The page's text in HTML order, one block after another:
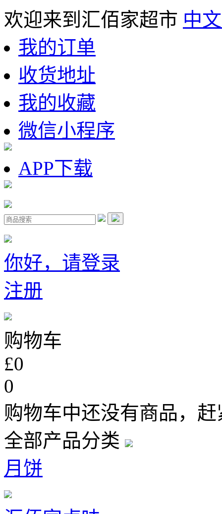
欢迎来到汇佰家超市 中
我的订单
收货地址
我的收藏
微信小程序
APP下载
你好，请登录
注册
购物车
£0
0
购物车中还没有商品，
全部产品分类
月饼